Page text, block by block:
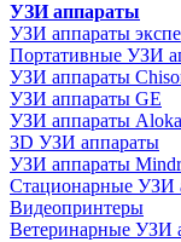
УЗИ аппараты
УЗИ аппараты
Портативные УЗИ
УЗИ аппараты
УЗИ аппараты GE
УЗИ аппараты
3D УЗИ аппараты
УЗИ аппараты
Стационарные УЗИ
Видеопринтеры
Ветеринарные УЗИ